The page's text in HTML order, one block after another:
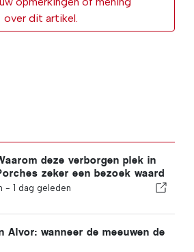
over dit artikel.
deze verborgen plek in
zeker een bezoek waard
- 1 dag geleden
Alvor: wanneer de meeuwen de